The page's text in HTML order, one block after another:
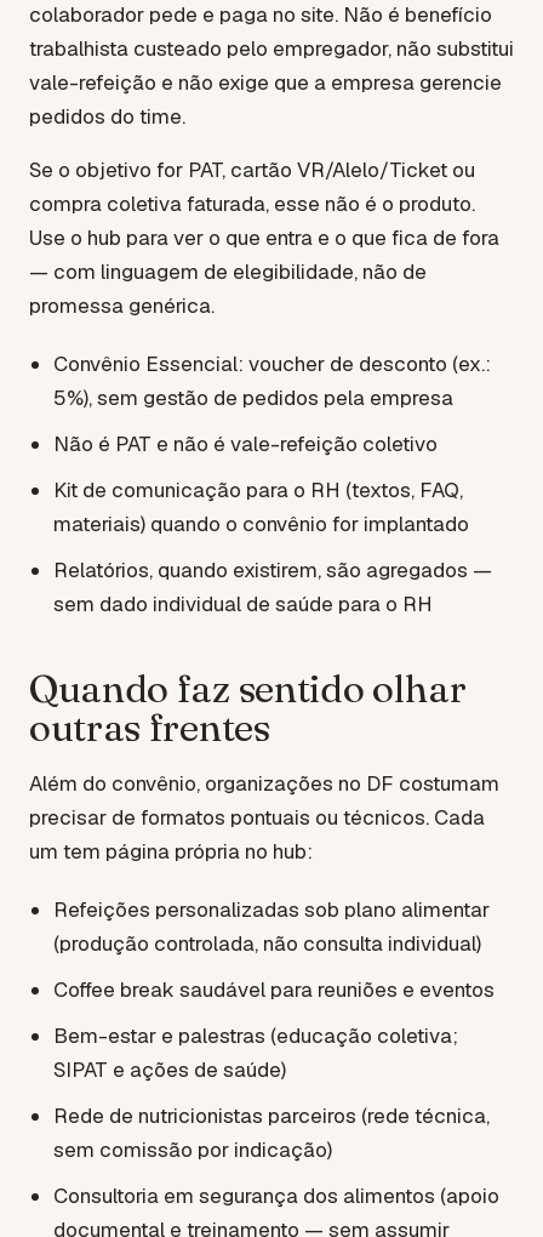
colaborador pede e paga no site. Não é benefício
trabalhista custeado pelo empregador, não substitui
vale-refeição e não exige que a empresa gerencie
pedidos do time.
Se o objetivo for PAT, cartão VR/Alelo/Ticket ou
compra coletiva faturada, esse não é o produto.
Use o hub para ver o que entra e o que fica de fora
— com linguagem de elegibilidade, não de
promessa genérica.
Convênio Essencial: voucher de desconto (ex.:
5%), sem gestão de pedidos pela empresa
Não é PAT e não é vale-refeição coletivo
Kit de comunicação para o RH (textos, FAQ,
materiais) quando o convênio for implantado
Relatórios, quando existirem, são agregados —
sem dado individual de saúde para o RH
Quando faz sentido olhar
outras frentes
Além do convênio, organizações no DF costumam
precisar de formatos pontuais ou técnicos. Cada
um tem página própria no hub:
Refeições personalizadas sob plano alimentar
(produção controlada, não consulta individual)
Coffee break saudável para reuniões e eventos
Bem-estar e palestras (educação coletiva;
SIPAT e ações de saúde)
Rede de nutricionistas parceiros (rede técnica,
sem comissão por indicação)
Consultoria em segurança dos alimentos (apoio
documental e treinamento — sem assumir